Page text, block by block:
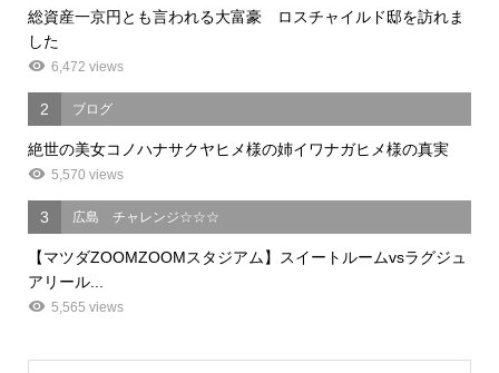
総資産一京円とも言われる大富豪 ロスチャイルド邸を訪れま
した
6,472 views
2 ブログ
絶世の美女コノハナサクヤヒメ様の姉イワナガヒメ様の真実
5,570 views
3 広島 チャレンジ☆☆☆
【マツダZOOMZOOMスタジアム】スイートルームvsラグジュ
アリール...
5,565 views